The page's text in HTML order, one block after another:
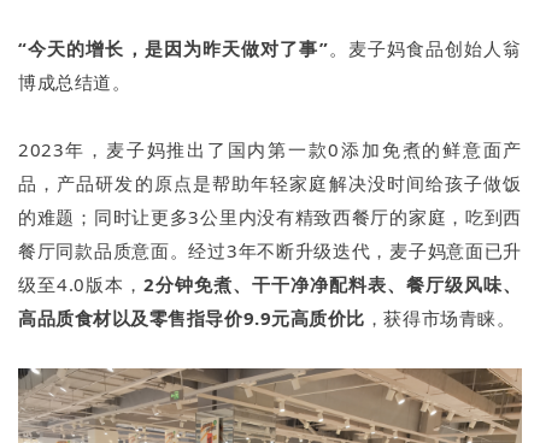
“今天的增长，是因为昨天做对了事”。麦子妈食品创始人翁
博成总结道。
2023年，麦子妈推出了国内第一款0添加免煮的鲜意面产
品，产品研发的原点是帮助年轻家庭解决没时间给孩子做饭
的难题；同时让更多3公里内没有精致西餐厅的家庭，吃到西
餐厅同款品质意面。经过3年不断升级迭代，麦子妈意面已升
级至4.0版本，2分钟免煮、干干净净配料表、餐厅级风味、
高品质食材以及零售指导价9.9元高质价比 ，获得市场青睐。